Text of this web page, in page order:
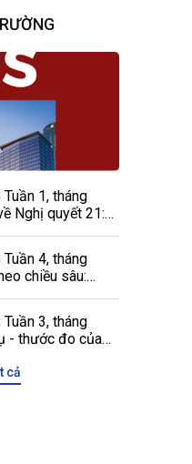
1, tháng
Nghị quyết 21:
4, tháng
chiều sâu:
3, tháng
- thước đo của
cả